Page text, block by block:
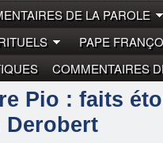
DE LA PAROLE
PAPE
COMMENTAIRES
PIO REPORTAGES
Pio : faits
Derobert